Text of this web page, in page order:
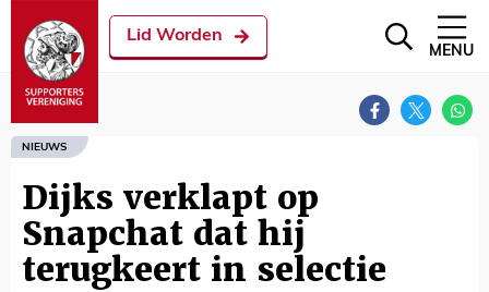
Lid Worden
MENU
NIEUWS
Dijks verklapt op
Snapchat dat hij
terugkeert in selectie